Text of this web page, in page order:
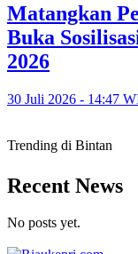
Matangkan
Buka
2026
30 Juli 2026 - 14:47
Trending di Bintan
Recent News
No posts yet.